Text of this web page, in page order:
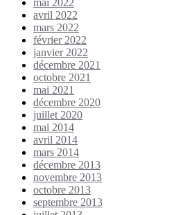
avril 2022
mars 2022
février 2022
janvier 2022
décembre 2021
octobre 2021
mai 2021
décembre 2020
juillet 2020
mai 2014
avril 2014
mars 2014
décembre 2013
novembre 2013
octobre 2013
septembre 2013